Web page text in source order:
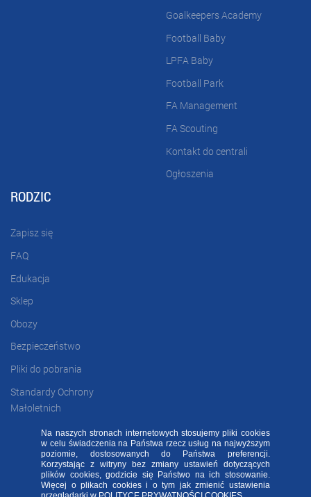
Sprawdź naszą aplikację mobilną FA Group!
Goalkeepers Academy
Football Baby
LPFA Baby
Football Park
FA Management
FA Scouting
Kontakt do centrali
Ogłoszenia
RODZIC
Zapisz się
FAQ
Edukacja
Sklep
Obozy
Bezpieczeństwo
Pliki do pobrania
Standardy Ochrony
Małoletnich
FAQ RODO FA Regulamin
Kontakt
Deklaracja dostępności
Na naszych stronach internetowych stosujemy pliki cookies
w celu świadczenia na Państwa rzecz usług na najwyższym
poziomie, dostosowanych do Państwa preferencji.
Korzystając z witryny bez zmiany ustawień dotyczących
plików cookies, godzicie się Państwo na ich stosowanie.
Więcej o plikach cookies i o tym jak zmienić ustawienia